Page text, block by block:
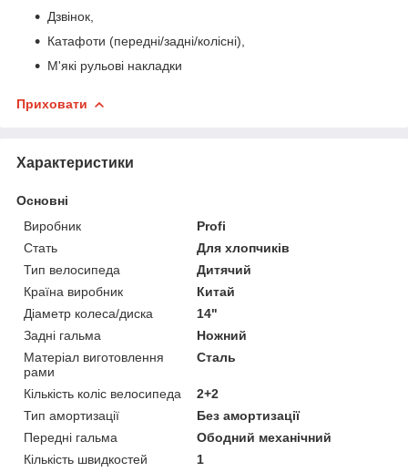
Дзвінок,
Катафоти (передні/задні/колісні),
М'які рульові накладки
Приховати
Характеристики
Основні
Виробник
Profi
Стать
Для хлопчиків
Тип велосипеда
Дитячий
Країна виробник
Китай
Діаметр колеса/диска
14"
Задні гальма
Ножний
Матеріал виготовлення
рами
Сталь
Кількість коліс велосипеда
2+2
Тип амортизації
Без амортизації
Передні гальма
Ободний механічний
Кількість швидкостей
1